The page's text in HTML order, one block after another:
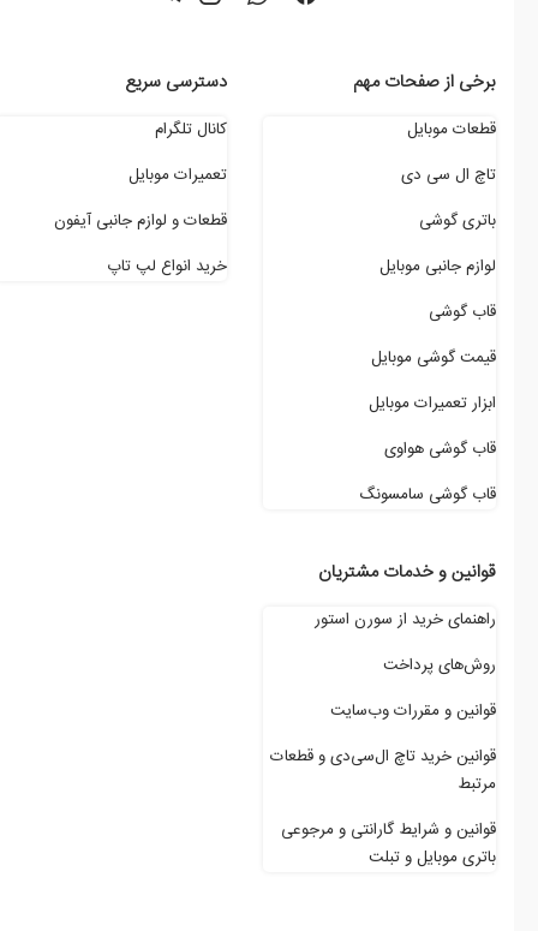
برخی از صفحات مهم
قطعات موبایل
تاچ ال سی دی
باتری گوشی
لوازم جانبی موبایل
قاب گوشی
قیمت گوشی موبایل
ابزار تعمیرات موبایل
قاب گوشی هواوی
قاب گوشی سامسونگ
دسترسی سریع
کانال تلگرام
تعمیرات موبایل
قطعات و لوازم جانبی آیفون
خرید انواع لپ تاپ
قوانین و خدمات مشتریان
راهنمای خرید از سورن استور
روش‌های پرداخت
قوانین و مقررات وب‌سایت
قوانین خرید تاچ ال‌سی‌دی و قطعات
مرتبط
قوانین و شرایط گارانتی و مرجوعی
باتری موبایل و تبلت